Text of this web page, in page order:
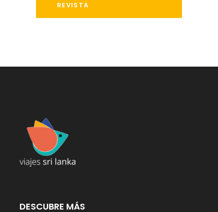
REVISTA
DESCUBRE MÁS